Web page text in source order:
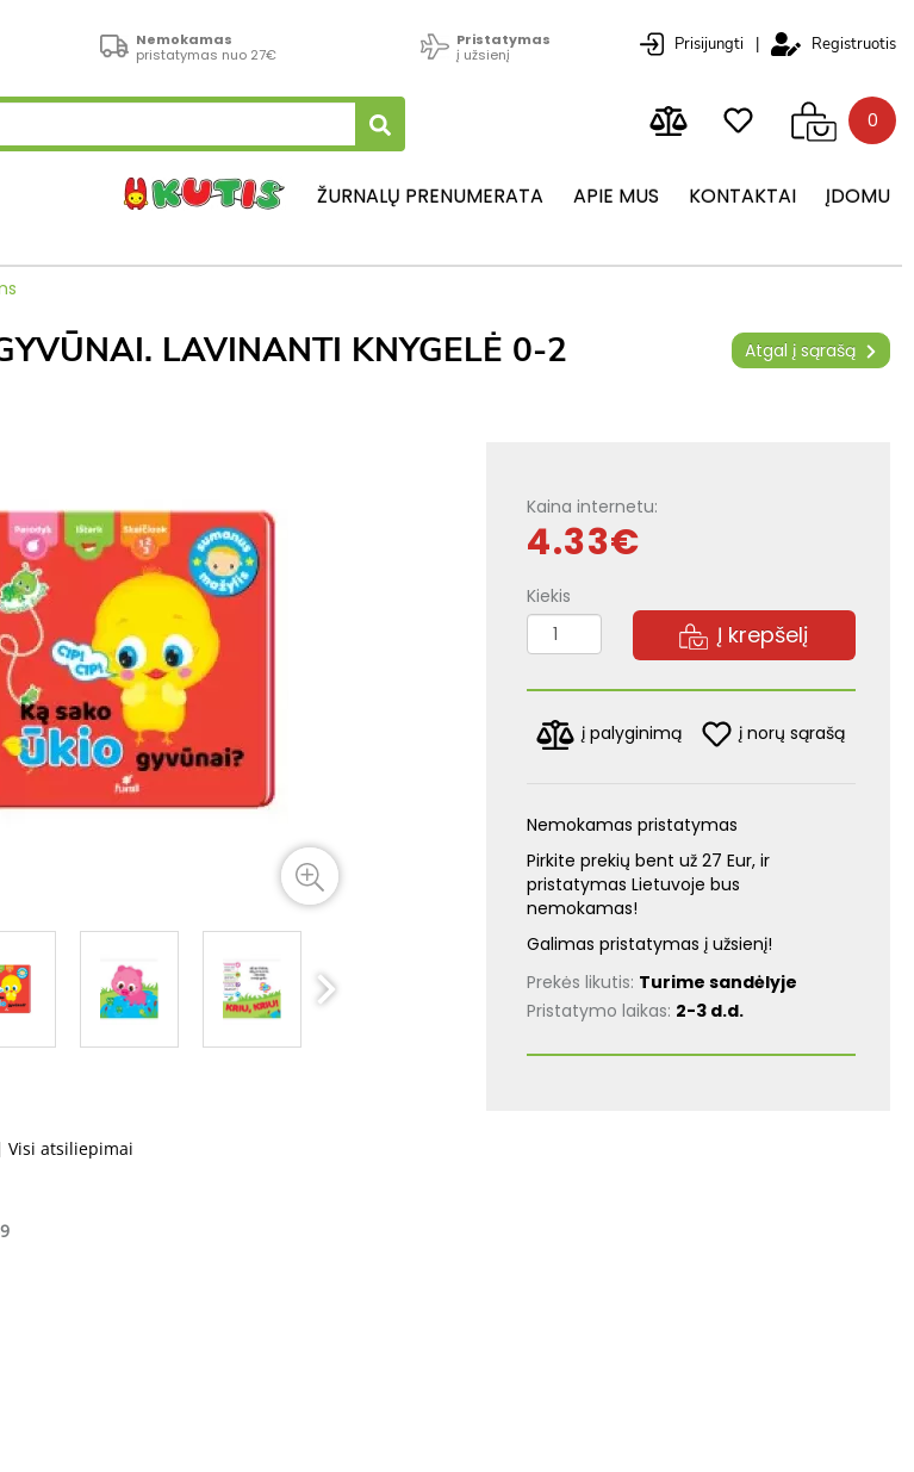
Nemokamas
pristatymas nuo 27€
Pristatymas
į užsienį
Prisijungti | Registruotis
0
ŽURNALŲ PRENUMERATA APIE MUS KONTAKTAI ĮDOMU
LAVINANTI KNYGELĖ 0-2 Atgal į sąrašą
Visi atsiliepimai
Kaina internetu:
4.33€
Kiekis
Į krepšelį
į palyginimą į norų sąrašą
Nemokamas pristatymas
Pirkite prekių bent už 27 Eur, ir
pristatymas Lietuvoje bus
nemokamas!
Galimas pristatymas į užsienį!
Prekės likutis: Turime sandėlyje
Pristatymo laikas: 2-3 d.d.